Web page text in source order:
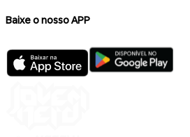
Baixe o nosso APP